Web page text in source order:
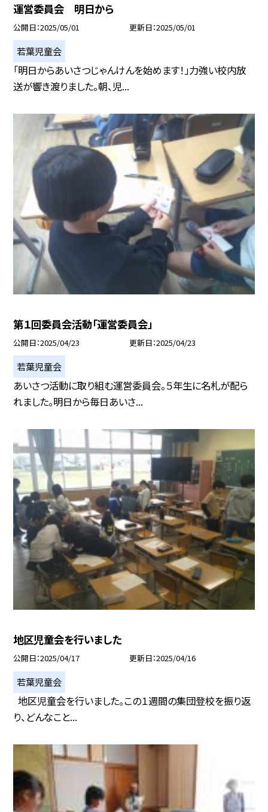
運営委員会 明日から
公開日 2025/05/01 更新日 2025/05/01
若葉児童会
「明日からあいさつじゃんけんを始めます！」力強い校内放
送が響き渡りました。朝、児...
第１回委員会活動「運営委員会」
公開日 2025/04/23 更新日 2025/04/23
若葉児童会
あいさつ活動に取り組む運営委員会。５年生に名札が配ら
れました。明日から毎日あいさ...
地区児童会を行いました
公開日 2025/04/17 更新日 2025/04/16
若葉児童会
地区児童会を行いました。この１週間の集団登校を振り返
り、どんなこと...